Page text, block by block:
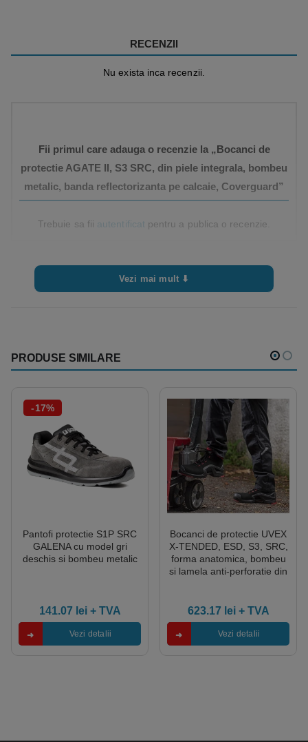
RECENZII
Nu exista inca recenzii.
Fii primul care adauga o recenzie la „Bocanci de
protectie AGATE II, S3 SRC, din piele integrala, bombeu
metalic, banda reflectorizanta pe calcaie, Coverguard”
Trebuie sa fii autentificat pentru a publica o recenzie.
Vezi mai mult ⬇
PRODUSE SIMILARE
-17%
Pantofi protectie S1P SRC
GALENA cu model gri
deschis si bombeu metalic
141.07 lei+ TVA
Vezi detalii
Bocanci de protectie UVEX
X-TENDED, ESD, S3, SRC,
forma anatomica, bombeu
si lamela anti-perforatie din
623.17 lei+ TVA
Vezi detalii